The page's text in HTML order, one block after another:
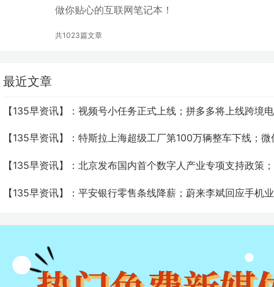
做你贴心的互联网笔记本！
共1023篇文章
最近文章
【135早资讯】：视频号小任务正式上线；拼多多将上线跨境
【135早资讯】：特斯拉上海超级工厂第100万辆整车下线；​
【135早资讯】：北京发布国内首个数字人产业专项支持政策
【135早资讯】：平安银行零售条线降薪；蔚来李斌回应手机